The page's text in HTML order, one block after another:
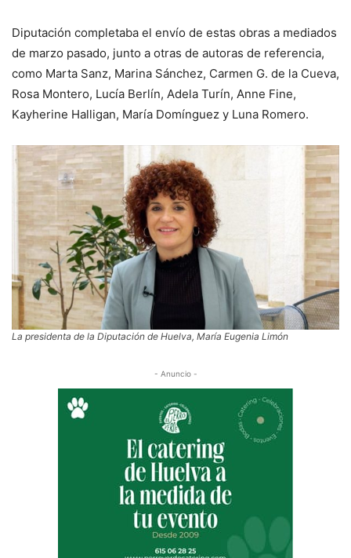
Diputación completaba el envío de estas obras a mediados
de marzo pasado, junto a otras de autoras de referencia,
como Marta Sanz, Marina Sánchez, Carmen G. de la Cueva,
Rosa Montero, Lucía Berlín, Adela Turín, Anne Fine,
Kayherine Halligan, María Domínguez y Luna Romero.
La presidenta de la Diputación de Huelva, María Eugenia Limón
- Anuncio -